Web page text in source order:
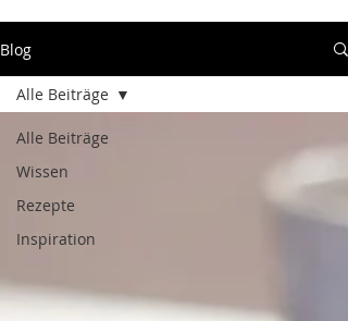
Blog
Alle Beiträge
Wissen
Rezepte
Inspiration
Alle Beiträge